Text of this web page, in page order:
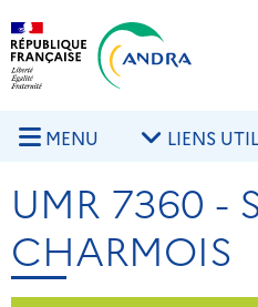
Aller au contenu principal
MENU LIENS
UMR 7360 -
CHARMOIS